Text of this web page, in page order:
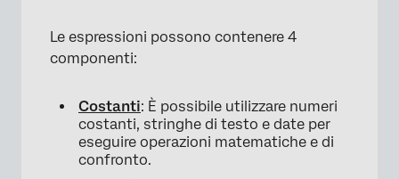
Le espressioni possono contenere 4
componenti:
Costanti: È possibile utilizzare numeri
costanti, stringhe di testo e date per
eseguire operazioni matematiche e di
confronto.